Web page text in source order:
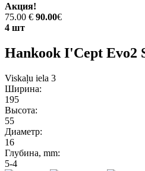
Акция!
75.00 € 90.00€
4 шт
Hankook I'Cept Evo2
Viskaļu iela 3
Ширина:
195
Высота:
55
Диаметр:
16
Глубина, mm:
5-4